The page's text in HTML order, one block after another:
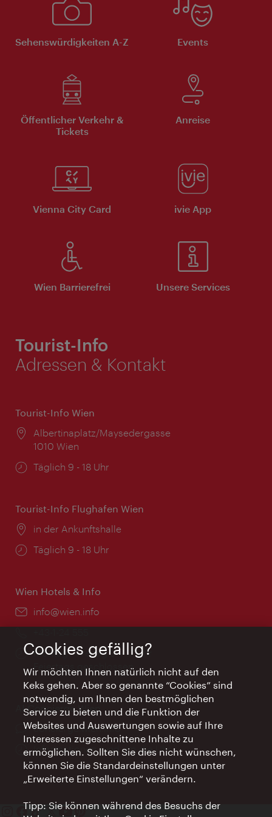
Sehenswürdigkeiten A-Z Events
Öffentlicher Verkehr &
Tickets
Anreise
Vienna City Card ivie App
Wien Barrierefrei Unsere Services
Tourist-Info
Adressen & Kontakt
Tourist-Info Wien
Ort:
Albertinaplatz/Maysedergasse
1010 Wien
Öffnungszeiten:
Täglich 9 - 18 Uhr
Tourist-Info Flughafen Wien
Ort:
in der Ankunftshalle
Öffnungszeiten:
Täglich 9 - 18 Uhr
Wien Hotels & Info
Email:
info@wien.info
Öffnungszeiten:
Montag - Freitag 9 – 17 Uhr
Feiertags geschlossen
AI Concierge Wien
Ort:
concierge.wien.info
Öffnungszeiten:
Informationen rund um die Uhr
Cookies gefällig?
Wir möchten Ihnen natürlich nicht auf den
Keks gehen. Aber so genannte “Cookies” sind
notwendig, um Ihnen den bestmöglichen
Service zu bieten und die Funktion der
Websites und Auswertungen sowie auf Ihre
Interessen zugeschnittene Inhalte zu
ermöglichen. Sollten Sie dies nicht wünschen,
können Sie die Standardeinstellungen unter
„Erweiterte Einstellungen“ verändern.
Tipp: Sie können während des Besuchs der